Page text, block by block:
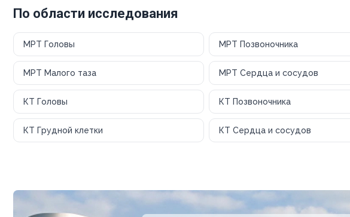
По области исследования
МРТ Головы МРТ Позвоночника
МРТ Малого таза МРТ Сердца и сосудов
КТ Головы КТ Позвоночника
КТ Грудной клетки КТ Сердца и сосудов